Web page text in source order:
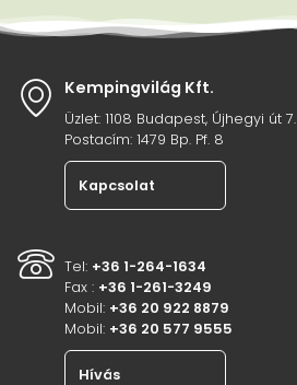
Kempingvilág Kft.
Üzlet: 1108 Budapest, Újhegyi út 7.
Postacím: 1479 Bp. Pf. 8
Kapcsolat
Tel: +36 1-264-1634
Fax : +36 1-261-3249
Mobil: +36 20 922 8879
Mobil: +36 20 577 9555
Hívás